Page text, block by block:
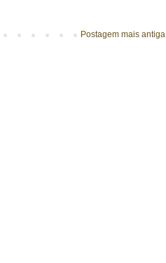
Postagem mais antiga